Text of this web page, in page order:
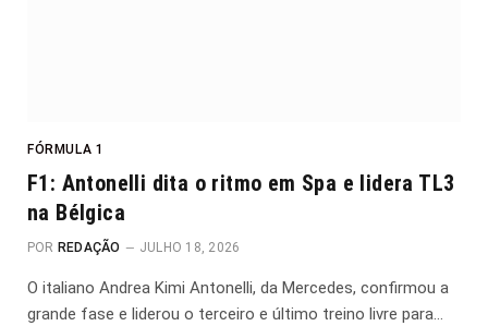
FÓRMULA 1
F1: Antonelli dita o ritmo em Spa e lidera TL3
na Bélgica
POR REDAÇÃO JULHO 18, 2026
O italiano Andrea Kimi Antonelli, da Mercedes, confirmou a
grande fase e liderou o terceiro e último treino livre para…